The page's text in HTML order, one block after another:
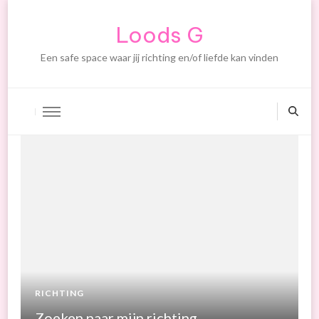
Loods G
Een safe space waar jij richting en/of liefde kan vinden
RICHTING